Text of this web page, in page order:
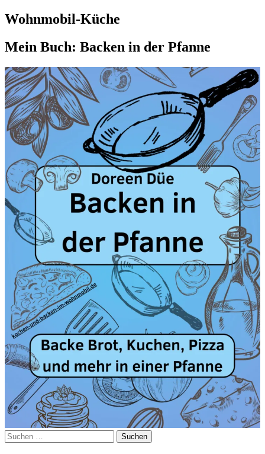
Wohnmobil-Küche
Mein Buch: Backen in der Pfanne
Suchen
nach: